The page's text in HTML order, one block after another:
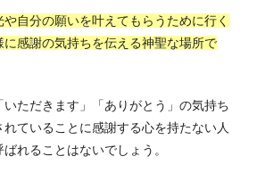
自分の願いを叶えてもらうために行く
感謝の気持ちを伝える神聖な場所で
ただきます」「ありがとう」の気持ち
ていることに感謝する心を持たない人
れることはないでしょう。